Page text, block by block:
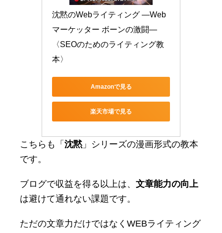
沈黙のWebライティング —Web
マーケッター ボーンの激闘—
〈SEOのためのライティング教
本〉
Amazonで見る
楽天市場で見る
こちらも「 沈黙」シリーズの漫画形式の教本
です。
ブログで収益を得る以上は、 文章能力の向上
は避けて通れない課題です。
ただの文章力だけではなくWEBライティング